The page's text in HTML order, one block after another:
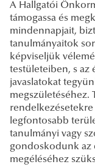
A Hallgatói
támogassa és
mindennapjait,
tanulmányaitok
képviseljük
testületeiben, s az
javaslatokat
megszületéséhez.
legfontosabb
tanulmányi vagy
gondoskodunk az
megéléséhez